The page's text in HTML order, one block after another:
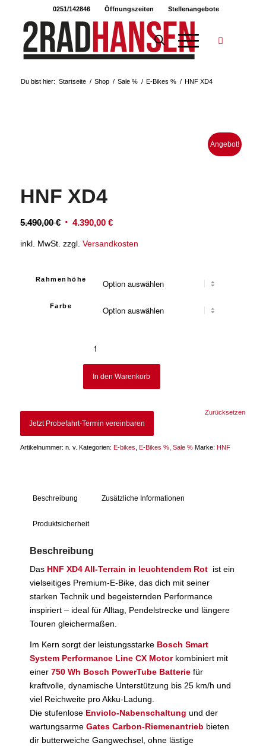
0251/142846 Öffnungszeiten Stellenangebote
Du bist hier: Startseite / Shop / Sale % / E-Bikes % / HNF XD4
Angebot!
HNF XD4
5.490,00€ Ursprünglicher
war:
4.390,00 €Aktueller
inkl. MwSt. zzgl. Versandkosten
Rahmenhöhe
Farbe
Zurücksetzen
In den Warenkorb
Jetzt Probefahrt-Termin vereinbaren
Artikelnummer: n. v. Kategorien: E-bikes E-Bikes %, Sale % Marke: HNF
Beschreibung Zusätzliche Informationen
Produktsicherheit
Beschreibung
Das HNF XD4 All-Terrain in leuchtendem Rot ist ein
vielseitiges Premium-E-Bike, das dich mit seiner
starken Technik und begeisternden Performance
inspiriert – ideal für Alltag, Pendelstrecke und längere
Touren gleichermaßen.
Im Kern sorgt der leistungsstarke Bosch Smart
System Performance Line CX Motorkombiniert mit
einer 750 Wh Bosch PowerTube Batteriefür
kraftvolle, dynamische Unterstützung bis 25 km/h und
viel Reichweite pro Akku-Ladung.
Die stufenlose Enviolo-Nabenschaltung und der
wartungsarme Gates Carbon-Riemenantrieb bieten
dir butterweiche Gangwechsel, ohne lästige